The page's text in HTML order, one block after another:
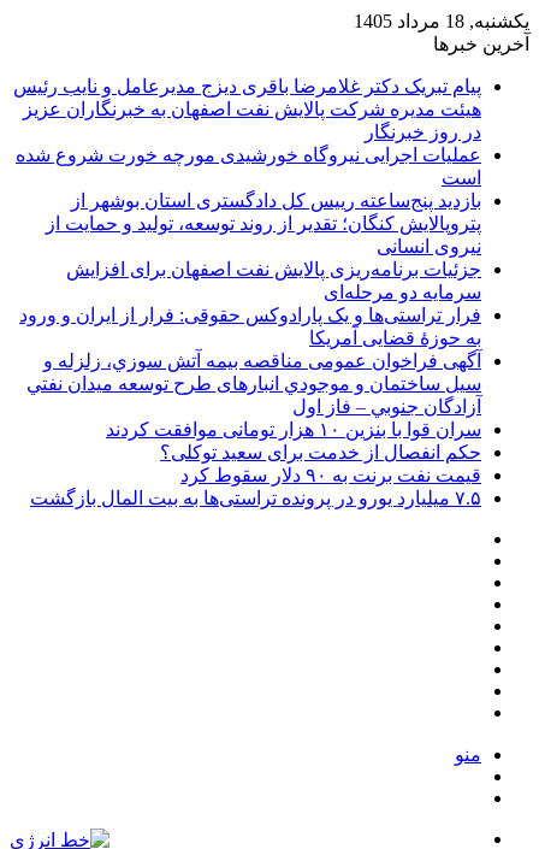
یکشنبه, 18 مرداد 1405
آخرین خبرها
پیام تبریک دکتر غلامرضا باقری دیزج مدیرعامل و نایب رئیس
هیئت مدیره شرکت پالایش نفت اصفهان به خبرنگاران عزیز
در روز خبرنگار
عملیات اجرایی نیروگاه خورشیدی مورچه خورت شروع شده
است
بازدید پنج‌ساعته رییس کل دادگستری استان بوشهر از
پتروپالایش کنگان؛ تقدیر از روند توسعه، تولید و حمایت از
نیروی انسانی
جزئیات برنامه‌ریزی پالایش نفت اصفهان برای افزایش
سرمایه دو مرحله‌ای
فرار تراستی‌ها و یک پارادوکس حقوقی: فرار از ایران و ورود
به حوزۀ قضایی آمریکا
آگهی فراخوان عمومی مناقصه بيمه آتش سوزي، زلزله و
سیل ساختمان و موجودي انبارهای طرح توسعه ميدان نفتي
آزادگان جنوبي – فاز اول
سران قوا با بنزین ۱۰ هزار تومانی موافقت کردند
حکم انفصال از خدمت برای سعید توکلی؟
قیمت نفت برنت به ۹۰ دلار سقوط کرد
۷.۵ میلیارد یورو در پرونده تراستی‌ها به بیت المال بازگشت
منو